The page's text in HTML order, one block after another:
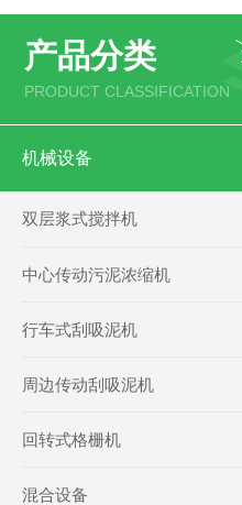
产品分类
PRODUCT CLASSIFICATION
机械设备
双层浆式搅拌机
中心传动污泥浓缩机
行车式刮吸泥机
周边传动刮吸泥机
回转式格栅机
混合设备